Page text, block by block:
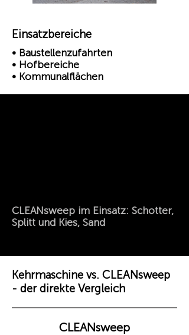
Einsatzbereiche
• Baustellenzufahrten
• Hofbereiche
• Kommunalflächen
CLEANsweep im Einsatz: Schotter,
Splitt und Kies, Sand
Kehrmaschine vs. CLEANsweep
- der direkte Vergleich
CLEANsweep